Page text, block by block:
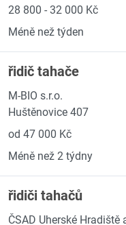
28 800 - 32 000 Kč
Méně než týden
řidič tahače
M-BIO s.r.o.
Huštěnovice 407
od 47 000 Kč
Méně než 2 týdny
řidiči tahačů
ČSAD Uherské Hradiště